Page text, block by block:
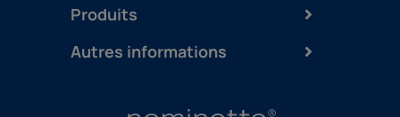
Produits
Autres informations